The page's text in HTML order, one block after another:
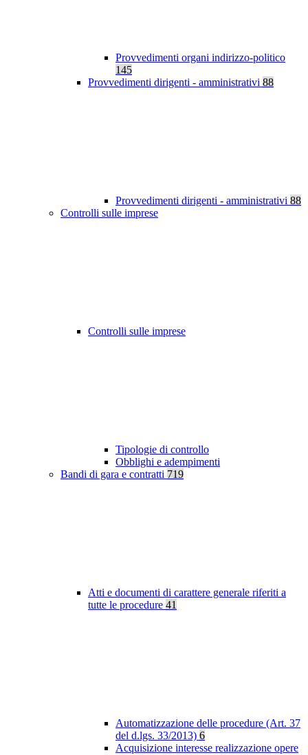
Provvedimenti organi indirizzo-politico
145
Provvedimenti dirigenti - amministrativi 88
Provvedimenti dirigenti - amministrativi 88
Controlli sulle imprese
Controlli sulle imprese
Tipologie di controllo
Obblighi e adempimenti
Bandi di gara e contratti 719
Atti e documenti di carattere generale riferiti a
tutte le procedure 41
Automatizzazione delle procedure (Art. 37
del d.lgs. 33/2013) 6
Acquisizione interesse realizzazione opere